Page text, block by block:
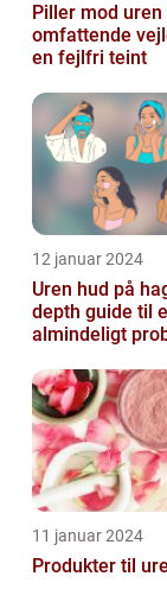
Piller mod uren
omfattende
en fejlfri teint
12 januar 2024
Uren hud på
depth guide til
almindeligt
11 januar 2024
Produkter til